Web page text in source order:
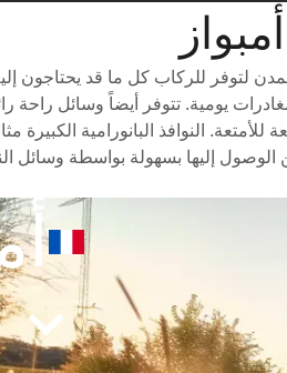
لتوفر للركاب كل ما قد يحتاجون
سفر متنوعة للاختيار من بينها وأوقات سفر سريعة (تستغرق الرحلة حوالي 6 ساعات) وجدول مواعيد شامل
النوافذ البانورامية الكبيرة
إليها بسهولة بواسطة وسائل